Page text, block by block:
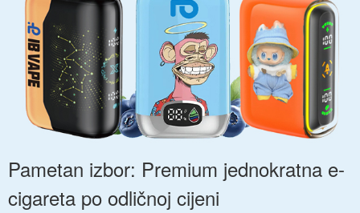
Pametan izbor: Premium jednokratna e-
cigareta po odličnoj cijeni